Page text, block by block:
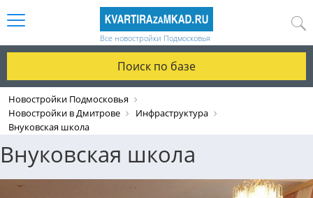
Все новостройки Подмосковья
Поиск по базе
Новостройки Подмосковья
Новостройки в Дмитрове
Инфраструктура
Внуковская школа
Внуковская школа